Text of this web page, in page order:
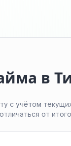
в
с учётом
от